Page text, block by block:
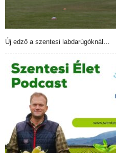
Új edző a szentesi labdarúgóknál…